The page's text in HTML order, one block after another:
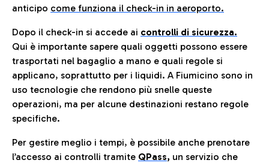
anticipo come funziona il check-in in aeroporto.
Dopo il check-in si accede ai controlli di sicurezza.
Qui è importante sapere quali oggetti possono essere
trasportati nel bagaglio a mano e quali regole si
applicano, soprattutto per i liquidi. A Fiumicino sono in
uso tecnologie che rendono più snelle queste
operazioni, ma per alcune destinazioni restano regole
specifiche.
Per gestire meglio i tempi, è possibile anche prenotare
l’accesso ai controlli tramite QPass, un servizio che